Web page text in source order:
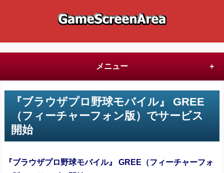
メニュー
『ブラウザプロ野球モバイル』 GREE
（フィーチャーフォン版）でサービス
開始
『ブラウザプロ野球モバイル』 GREE（フィーチャーフォ